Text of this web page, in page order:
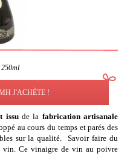
250ml
J'ACHÈTE !
issu de la fabrication artisanale
au cours du temps et parés des
sur la qualité. Savoir faire du
vin. Ce vinaigre de vin au poivre